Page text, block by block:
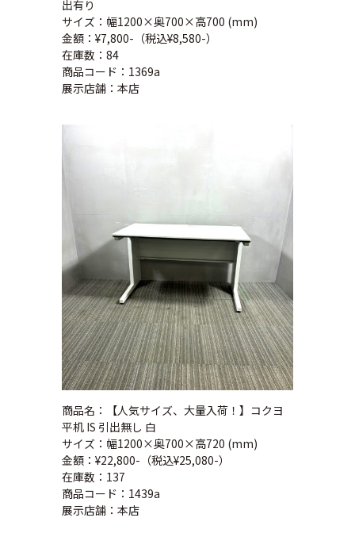
出有り
サイズ：幅1200×奥700×高700 (mm)
金額：¥7,800-（税込¥8,580-）
在庫数：84
商品コード：1369a
展示店舗：本店
商品名：【人気サイズ、大量入荷！】コクヨ
平机 IS 引出無し 白
サイズ：幅1200×奥700×高720 (mm)
金額：¥22,800-（税込¥25,080-）
在庫数：137
商品コード：1439a
展示店舗：本店